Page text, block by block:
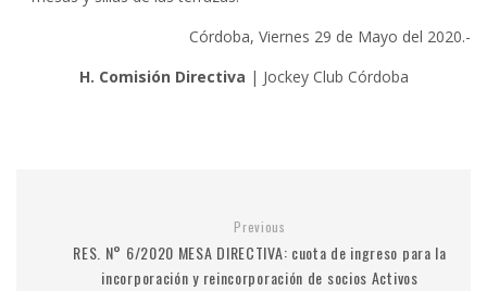
Córdoba, Viernes 29 de Mayo del 2020.-
H. Comisión Directiva | Jockey Club Córdoba
Previous
RES. N° 6/2020 MESA DIRECTIVA: cuota de ingreso para la
incorporación y reincorporación de socios Activos